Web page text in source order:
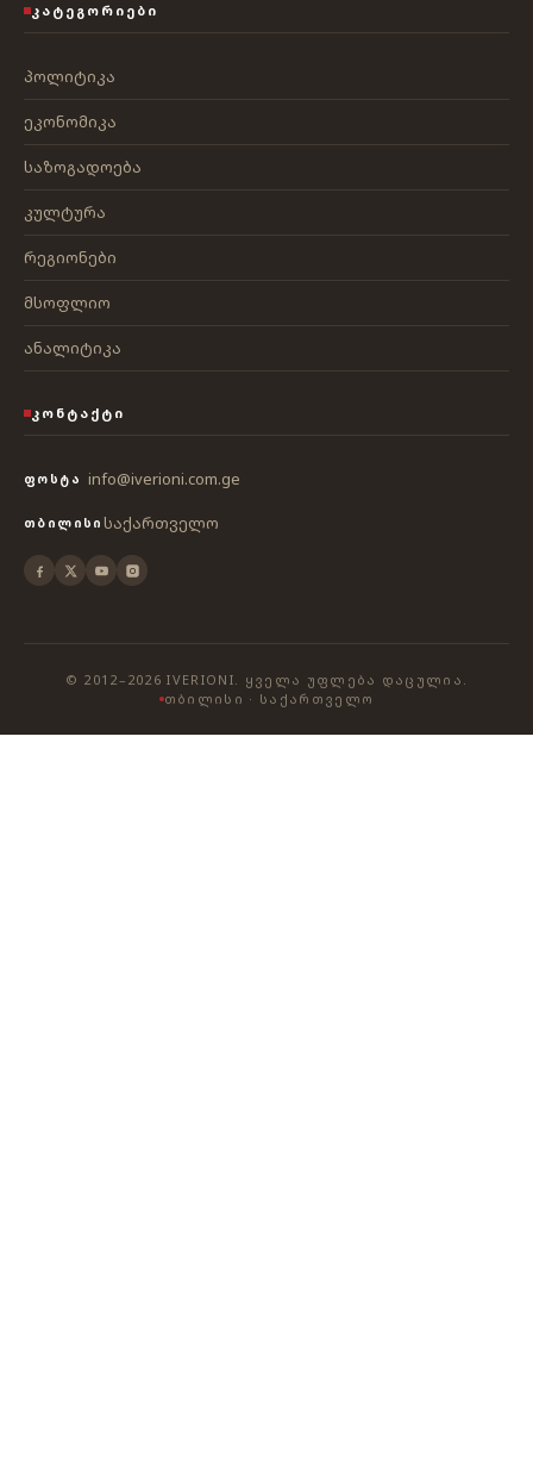
ᲙᲐᲢᲔᲒᲝᲠᲘᲔᲑᲘ
პოლიტიკა
ეკონომიკა
საზოგადოება
კულტურა
რეგიონები
მსოფლიო
ანალიტიკა
ᲙᲝᲜᲢᲐᲥᲢᲘ
ᲤᲝᲡᲢᲐ info@iverioni.com.ge
ᲗᲑᲘᲚᲘᲡᲘ საქართველო
© 2012–2026 IVERIONI. ᲧᲕᲔᲚᲐ ᲣᲤᲚᲔᲑᲐ ᲓᲐᲪᲣᲚᲘᲐ.
ᲗᲑᲘᲚᲘᲡᲘ · ᲡᲐᲥᲐᲠᲗᲕᲔᲚᲝ